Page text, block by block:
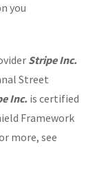
you
Stripe Inc.
Street
Inc. is certified
Framework
more, see